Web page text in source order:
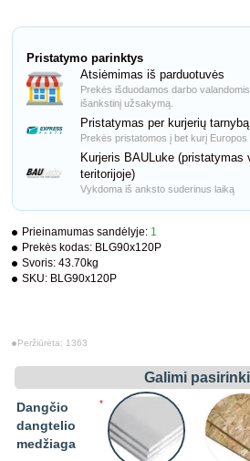
Prieinamumas sandėlyje: 1
Prekės kodas: BLG90x120P
Svoris: 43.70kg
SKU: BLG90x120P
Peržiūrėta: 1363
Galimi
Dangčio
dangtelio
medžiaga
Pristatymo parinktys
Atsiėmimas iš parduotuvės
Prekės išduodamos darbo
išankstinį užsakymą.
Pristatymas per kurjerių
Prekės pristatomos į bet kurį Europos
Kurjeris BAULuke (pristatymas
teritorijoje)
Vykdoma iš anksto suderinus laiką